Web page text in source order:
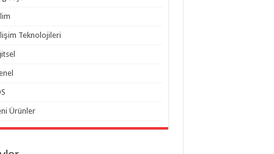
Teknolojileri
Ürünler